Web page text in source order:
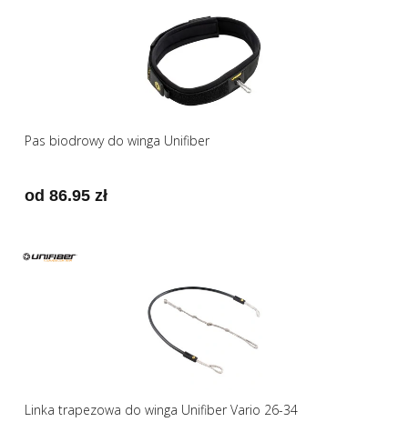
Pas biodrowy do winga Unifiber
od 86.95 zł
Linka trapezowa do winga Unifiber Vario 26-34